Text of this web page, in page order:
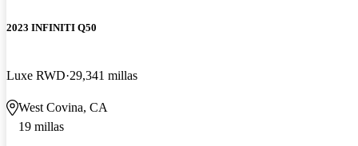
2023 INFINITI Q50
Luxe RWD 29,341 millas
West Covina, CA
19 millas